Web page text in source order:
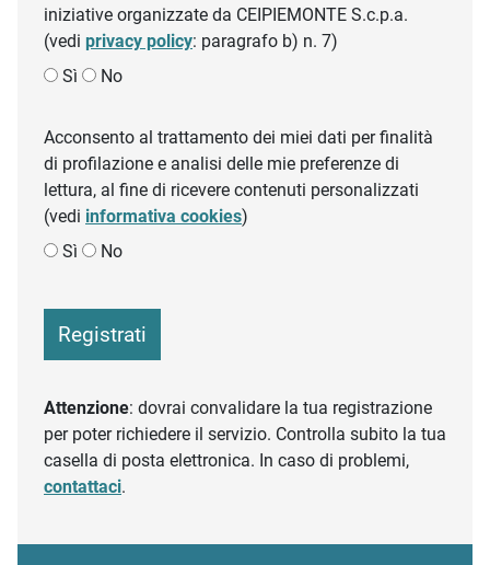
iniziative organizzate da CEIPIEMONTE S.c.p.a.
(vedi privacy policy: paragrafo b) n. 7)
Sì
No
Acconsento al trattamento dei miei dati per finalità
di profilazione e analisi delle mie preferenze di
lettura, al fine di ricevere contenuti personalizzati
(vedi informativa cookies)
Sì
No
Registrati
Attenzione: dovrai convalidare la tua registrazione
per poter richiedere il servizio. Controlla subito la tua
casella di posta elettronica. In caso di problemi,
contattaci.